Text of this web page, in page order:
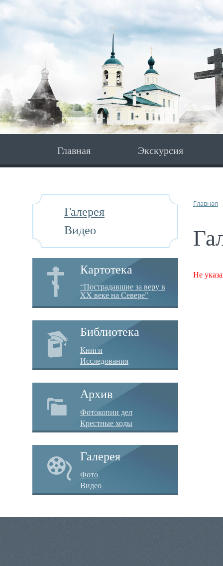
Главная Экскурсия
Галерея
Видео
Картотека
“Пострадавшие за веру в
XX веке на Севере”
Библиотека
Книги
Исследования
Архив
Фотокопии дел
Крестные ходы
Галерея
Фото
Видео
Главная
Не